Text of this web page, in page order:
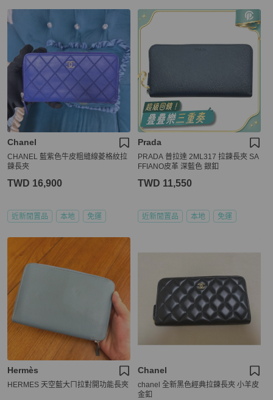
Chanel
CHANEL 藍紫色牛皮粗縫線菱格紋拉
鍊長夾
TWD 16,900
近新閒置品 本地 免運
Prada
PRADA 普拉達 2ML317 拉鍊長夾 SA
FFIANO皮革 深藍色 銀釦
TWD 11,550
近新閒置品 本地 免運
Hermès
HERMES 天空藍大ㄇ拉對開功能長夾
Chanel
chanel 全新黑色經典拉鍊長夾 小羊皮
金釦